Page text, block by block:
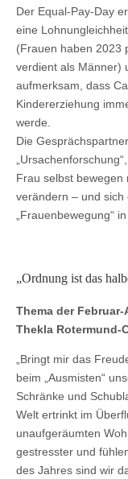
Der Equal-Pay-Day
eine
(Frauen haben 2023
verdient als Männer)
aufmerksam, dass
Kindererziehung
werde.
Die
Frau selbst bewegen
verändern – und sich
„Frauenbewegung“
„Ordnung ist das
Thema der
Thekla Rotermund-
„Bringt mir das
beim „Ausmisten“
Schränke und
Welt ertrinkt im
unaufgeräumten
gestresster und
des Jahres sind wir